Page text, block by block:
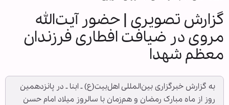
گزارش تصویری | حضور آیت‌الله
مروی در ضیافت افطاری فرزندان
معظم شهدا
به گزارش خبرگزاری بین‌المللی اهل‌بیت(ع) ـ ابنا ـ در پانزدهمین
روز از ماه مبارک رمضان و هم‌زمان با سالروز میلاد امام حسن